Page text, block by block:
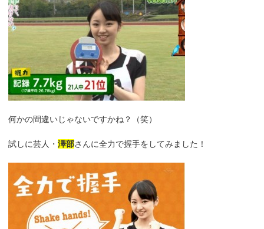
何かの間違いじゃないですかね？（笑）
試しに芸人・澤部さんに全力で握手をしてみました！